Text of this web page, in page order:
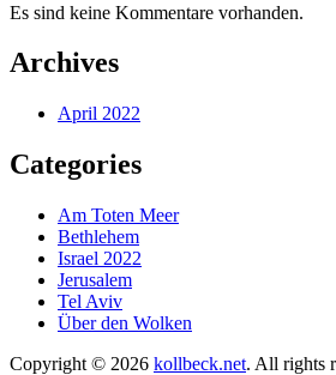
Es sind keine Kommentare vorhanden.
Archives
April 2022
Categories
Am Toten Meer
Bethlehem
Israel 2022
Jerusalem
Tel Aviv
Über den Wolken
Copyright © 2026 kollbeck.net. All rights